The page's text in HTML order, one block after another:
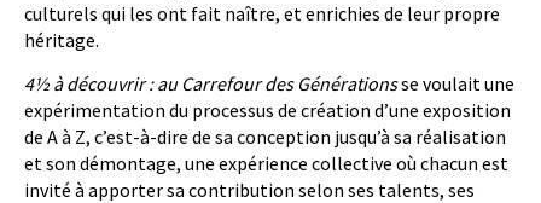
culturels qui les ont fait naître, et enrichies de leur propre
héritage.
4½ à découvrir : au Carrefour des Générationsse voulait une
expérimentation du processus de création d’une exposition
de A à Z, c’est-à-dire de sa conception jusqu’à sa réalisation
et son démontage, une expérience collective où chacun est
invité à apporter sa contribution selon ses talents, ses